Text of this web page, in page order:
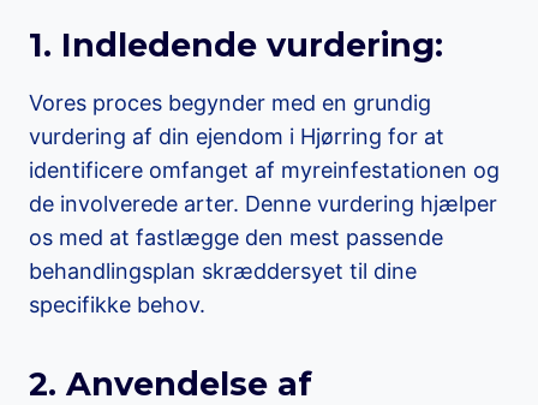
1. Indledende vurdering:
Vores proces begynder med en grundig
vurdering af din ejendom i Hjørring for at
identificere omfanget af myreinfestationen og
de involverede arter. Denne vurdering hjælper
os med at fastlægge den mest passende
behandlingsplan skræddersyet til dine
specifikke behov.
2. Anvendelse af